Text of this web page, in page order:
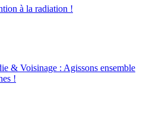
à la radiation !
& Voisinage : Agissons ensemble
!